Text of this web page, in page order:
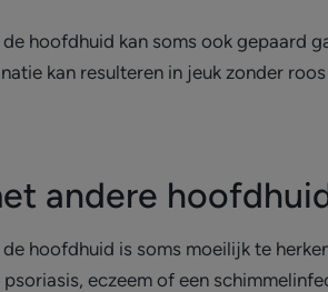
hoofdhuid kan soms ook gepaard
kan resulteren in jeuk zonder
andere
hoofdhuid is soms moeilijk te
eczeem of een